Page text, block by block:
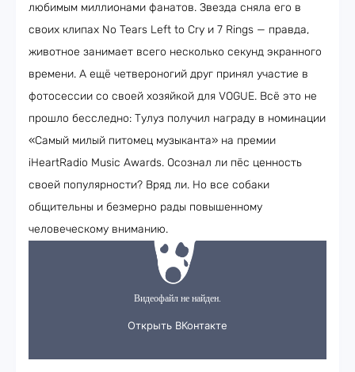
любимым миллионами фанатов. Звезда сняла его в
своих клипах No Tears Left to Cry и 7 Rings — правда,
животное занимает всего несколько секунд экранного
времени. А ещё четвероногий друг принял участие в
фотосессии со своей хозяйкой для VOGUE. Всё это не
прошло бесследно: Тулуз получил награду в номинации
«Самый милый питомец музыканта» на премии
iHeartRadio Music Awards. Осознал ли пёс ценность
своей популярности? Вряд ли. Но все собаки
общительны и безмерно рады повышенному
человеческому вниманию.